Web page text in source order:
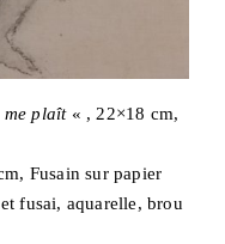
me plaît« , 22×18 cm,
Fusain sur papier
fusai, aquarelle, brou